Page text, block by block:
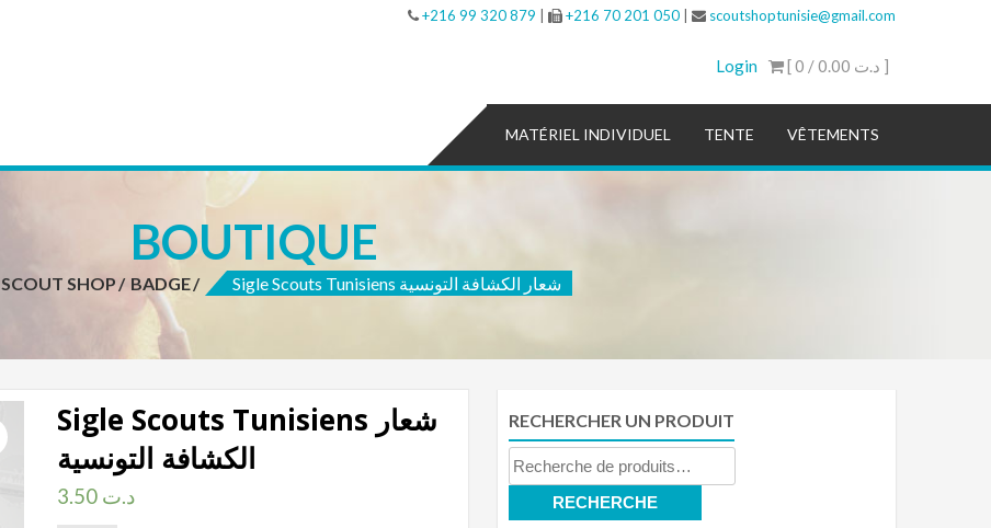
+216 99 320 879 +216 70 201 050 scoutshoptunisie@gmail.com
[ 0 / 0.00 د.ت ]
Login
MATÉRIEL INDIVIDUEL TENTE VÊTEMENTS
BOUTIQUE
SCOUT SHOP BADGE Sigle Scouts Tunisiens شعار الكشافة التونسية
Sigle Scouts Tunisiens شعار
الكشافة التونسية
3.50 د.ت
RECHERCHER UN PRODUIT
Recherche
pour :
RECHERCHE